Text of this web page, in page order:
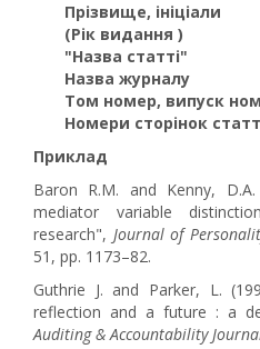
Прізвище, ініціали
(Рік видання )
"Назва статті"
Назва журналу
Том номер, випуск
Номери сторінок
Приклад
Baron R.M. and Kenny,
mediator variable
research", Journal of
51, pp. 1173–82.
Guthrie J. and Parker, L.
reflection and a future : a
Auditing & Accountability